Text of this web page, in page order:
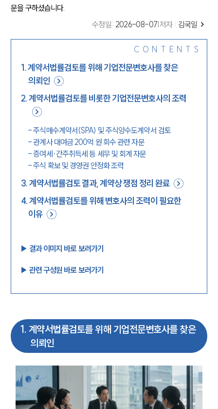
문을 구하셨습니다.
수정일: 2026-08-07 저자 : 김국일
CONTENTS
1.계약서법률검토를 위해 기업전문변호사를 찾은
의뢰인
2.계약서법률검토를 비롯한 기업전문변호사의 조력
-주식매수계약서(SPA) 및 주식양수도계약서 검토
-관계사 대여금 200억 원 회수 관련 자문
-증여세·간주취득세 등 세무 및 회계 자문
-주식 확보 및 경영권 안정화 조력
3.계약서법률검토 결과, 계약상 쟁점 정리 완료
4.계약서법률검토를 위해 변호사의 조력이 필요한
이유
▶︎ 결과 이미지 바로 보러가기
▶︎ 관련 구성원 바로 보러가기
1. 계약서법률검토를 위해 기업전문변호사를 찾은
의뢰인